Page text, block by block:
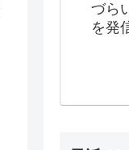
づら
を発